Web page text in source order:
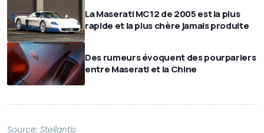
La Maserati MC12 de 2005 est la plus
rapide et la plus chère jamais produite
Des rumeurs évoquent des pourparlers
entre Maserati et la Chine
Source: Stellantis